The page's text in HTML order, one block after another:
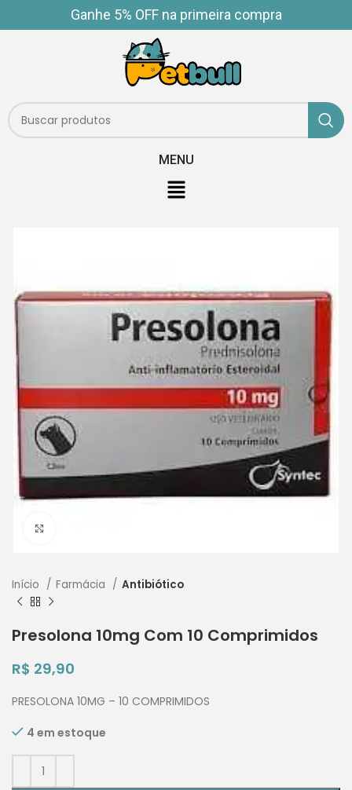
Ganhe 5% OFF na primeira compra
MENU
Início Farmácia Antibiótico
Presolona 10mg Com 10 Comprimidos
R$ 29,90
PRESOLONA 10MG – 10 COMPRIMIDOS
4 em estoque